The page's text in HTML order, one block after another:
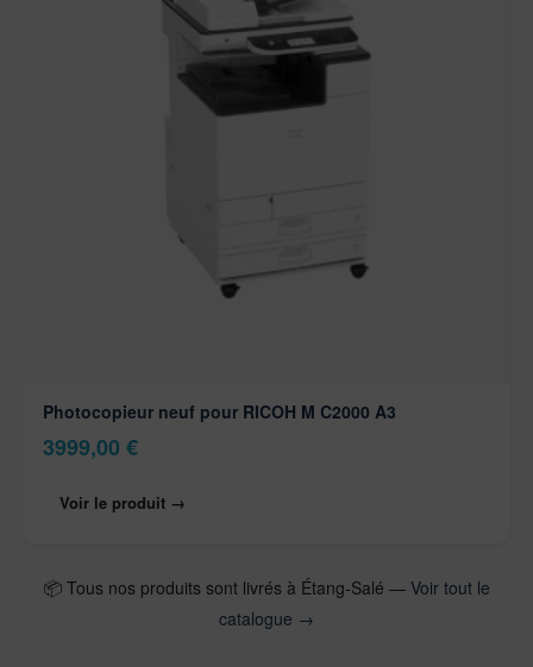
Photocopieur neuf pour RICOH M C2000 A3
3999,00 €
Voir le produit →
📦 Tous nos produits sont livrés à Étang-Salé — Voir tout le
catalogue →